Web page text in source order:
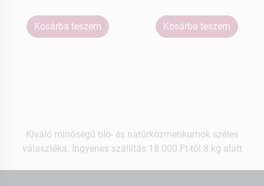
Kosárba teszem Kosárba teszem
Kiváló minőségű bio- és natúrkozmetikumok széles
választéka. Ingyenes szállítás 18.000 Ft-tól 8 kg alatt